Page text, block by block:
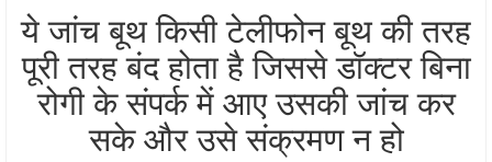
ये जांच बूथ किसी टेलीफोन बूथ की तरह
पूरी तरह बंद होता है जिससे डॉक्टर बिना
रोगी के संपर्क में आए उसकी जांच कर
सके और उसे संक्रमण न हो